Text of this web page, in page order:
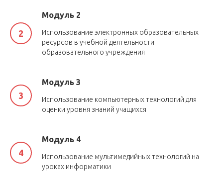
Модуль 2
Использование электронных образовательных
ресурсов в учебной деятельности
образовательного учреждения
Модуль 3
Использование компьютерных технологий для
оценки уровня знаний учащихся
Модуль 4
Использование мультимедийных технологий на
уроках информатики